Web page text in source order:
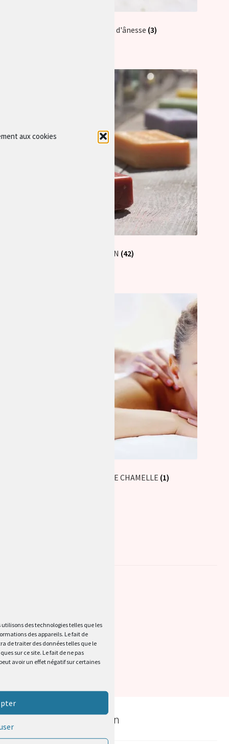
aux cookies
des technologies telles que les
des appareils. Le fait de
de traiter des données telles que le
sur ce site. Le fait de ne pas
avoir un effet négatif sur certaines
soins au lait d'ânesse (3)
SAVON (42)
SOIN AU LAIT DE CHAMELLE (1)
SOIN AU LAIT DE CHAMELLE
SOIN AU LAIT DE CHEVRE
soins au lait d'ânesse
Horaires & information